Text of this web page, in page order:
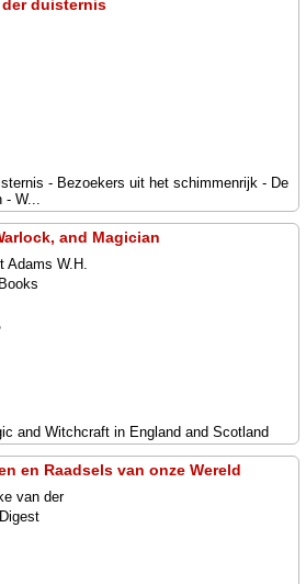
der duisternis
- Bezoekers uit het schimmenrijk - De
- W...
and Magician
Adams W.H.
and Witchcraft in England and Scotland
en Raadsels van onze Wereld
van der